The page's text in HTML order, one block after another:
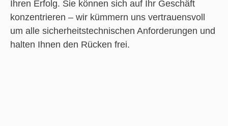
Ihren Erfolg. Sie können sich auf Ihr Geschäft
konzentrieren – wir kümmern uns vertrauensvoll
um alle sicherheitstechnischen Anforderungen und
halten Ihnen den Rücken frei.